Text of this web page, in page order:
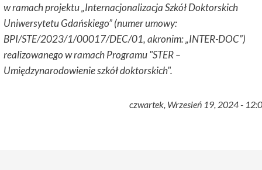
w ramach projektu „Internacjonalizacja Szkół Doktorskich
Uniwersytetu Gdańskiego” (numer umowy:
BPI/STE/2023/1/00017/DEC/01, akronim: „INTER-DOC”)
realizowanego w ramach Programu "STER –
Umiędzynarodowienie szkół doktorskich".
czwartek, Wrzesień 19, 2024 -